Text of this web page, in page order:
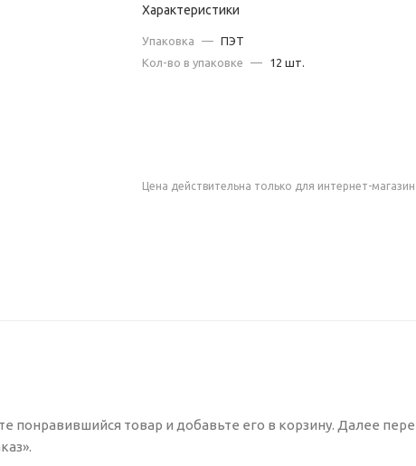
Характеристики
Упаковка — ПЭТ
Кол-во в упаковке
— 12 шт.
Цена действительна только для интернет-
понравившийся товар и добавьте его в корзину. Далее